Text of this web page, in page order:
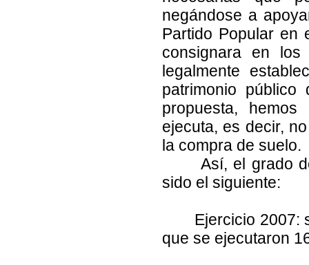
negándose a
Partido Popular en
consignara en
legalmente
patrimonio
propuesta,
ejecuta, es decir,
la compra de suelo.
Así, el grado
sido el siguiente:
Ejercicio 2007:
que se ejecutaron